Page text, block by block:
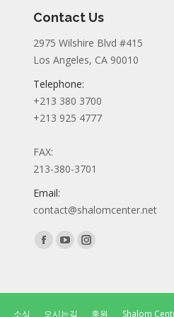
Contact Us
2975 Wilshire Blvd #415
Los Angeles, CA 90010
Telephone:
+213 380 3700
+213 925 4777
FAX:
213-380-3701
Email:
contact@shalomcenter.net
Find us on:
Facebook
YouTubeInstagram
소식 오시는길 후원 Shalom